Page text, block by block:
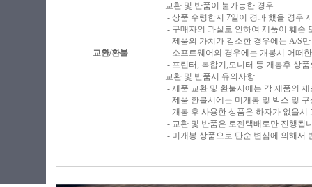
교환/환불
교환 및 반품이 불가능한 경우
- 상품 수령한지 7일이 경과 했을 경우
- 구매자의 과실로 인하여 제품이 훼손
- 제품의 가치가 감소한 경우에는 A/S
- 소프트웨어의 경우에는 개봉시 어떠
- 프린터, 복합기,모니터 등 개봉후 상
교환 및 반품시 유의사항
- 제품 교환 및 환불시에는 각 제품의
- 제품 환불시에는 미개봉 및 박스 및
- 개봉 후 사용한 상품은 하자가 없을
- 교환 및 반품은 로젠택배로만 진행됩
- 미개봉 상품으로 단순 변심에 의해서